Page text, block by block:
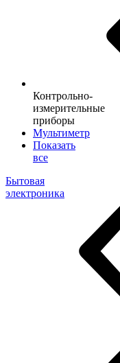
Контрольно-
измерительные
приборы
Мультиметр
Показать
все
Бытовая
электроника